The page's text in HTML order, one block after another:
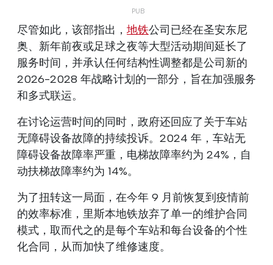
尽管如此，该部指出， 地铁公司已经在圣安东尼
奥、新年前夜或足球之夜等大型活动期间延长了
服务时间，并承认任何结构性调整都是公司新的
2026-2028 年战略计划的一部分，旨在加强服务
和多式联运。
在讨论运营时间的同时，政府还回应了关于车站
无障碍设备故障的持续投诉。2024 年，车站无
障碍设备故障率严重，电梯故障率约为 24%，自
动扶梯故障率约为 14%。
为了扭转这一局面，在今年 9 月前恢复到疫情前
的效率标准，里斯本地铁放弃了单一的维护合同
模式，取而代之的是每个车站和每台设备的个性
化合同，从而加快了维修速度。